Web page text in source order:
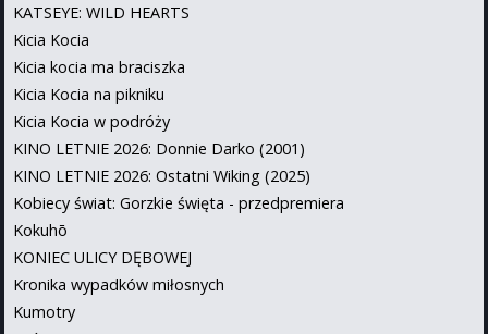
KATSEYE: WILD HEARTS
Kicia Kocia
Kicia kocia ma braciszka
Kicia Kocia na pikniku
Kicia Kocia w podróży
KINO LETNIE 2026: Donnie Darko (2001)
KINO LETNIE 2026: Ostatni Wiking (2025)
Kobiecy świat: Gorzkie święta - przedpremiera
Kokuhō
KONIEC ULICY DĘBOWEJ
Kronika wypadków miłosnych
Kumotry